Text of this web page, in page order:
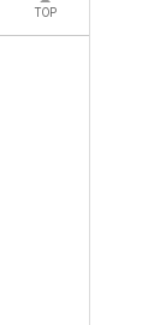
TOP